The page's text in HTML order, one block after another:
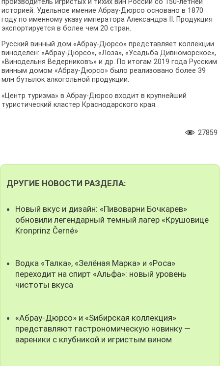
производитель игристых и тихих вин России со 150-летней
историей. Удельное имение Абрау-Дюрсо основано в 1870
году по именному указу императора Александра II. Продукция
экспортируется в более чем 20 стран.
Русский винный дом «Абрау-Дюрсо» представляет коллекции
виноделен: «Абрау-Дюрсо», «Лоза», «Усадьба Дивноморское»,
«Винодельня Ведерниковъ» и др. По итогам 2019 года Русским
винным домом «Абрау-Дюрсо» было реализовано более 39
млн бутылок алкогольной продукции.
«Центр туризма» в Абрау-Дюрсо входит в крупнейший
туристический кластер Краснодарского края.
27859
ДРУГИЕ НОВОСТИ РАЗДЕЛА:
Новый вкус и дизайн: «Пивоварни Бочкарев»
обновили легендарный темный лагер «Крушовице
Kronprinz Černé»
Водка «Талка», «Зелёная Марка» и «Роса»
переходит на спирт «Альфа»: новый уровень
чистоты вкуса
«Абрау-Дюрсо» и «Sибирская коллекция»
представляют гастрономическую новинку —
вареники с клубникой и игристым вином